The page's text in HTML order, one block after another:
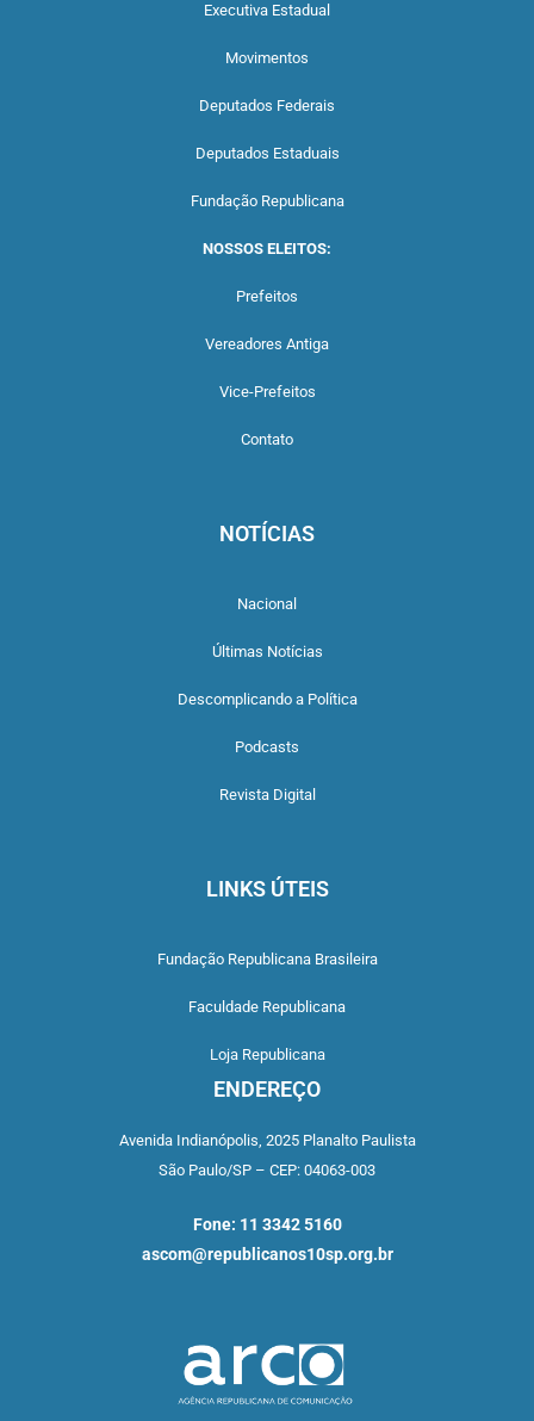
Executiva Estadual
Movimentos
Deputados Federais
Deputados Estaduais
Fundação Republicana
NOSSOS ELEITOS:
Prefeitos
Vereadores Antiga
Vice-Prefeitos
Contato
NOTÍCIAS
Nacional
Últimas Notícias
Descomplicando a Política
Podcasts
Revista Digital
LINKS ÚTEIS
Fundação Republicana Brasileira
Faculdade Republicana
Loja Republicana
ENDEREÇO
Avenida Indianópolis, 2025 Planalto Paulista
São Paulo/SP – CEP: 04063-003
Fone: 11 3342 5160
ascom@republicanos10sp.org.br